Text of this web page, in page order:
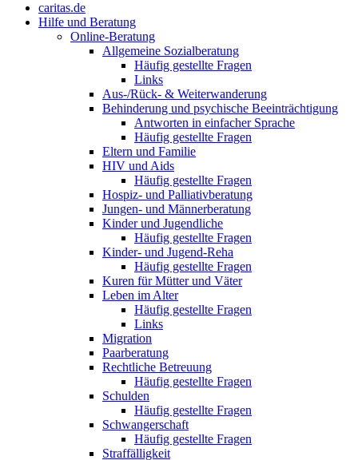
caritas.de
Hilfe und Beratung
Online-Beratung
Allgemeine Sozialberatung
Häufig gestellte Fragen
Links
Aus-/Rück- & Weiterwanderung
Behinderung und psychische Beeinträchtigung
Antworten in einfacher Sprache
Häufig gestellte Fragen
Eltern und Familie
HIV und Aids
Häufig gestellte Fragen
Hospiz- und Palliativberatung
Jungen- und Männerberatung
Kinder und Jugendliche
Häufig gestellte Fragen
Kinder- und Jugend-Reha
Häufig gestellte Fragen
Kuren für Mütter und Väter
Leben im Alter
Häufig gestellte Fragen
Links
Migration
Paarberatung
Rechtliche Betreuung
Häufig gestellte Fragen
Schulden
Häufig gestellte Fragen
Schwangerschaft
Häufig gestellte Fragen
Straffälligkeit